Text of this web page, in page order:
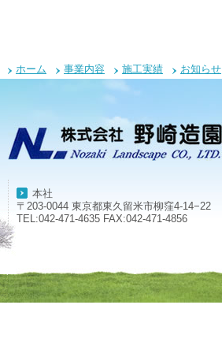
ホーム 事業内容 施工実績 お知らせ
本社
〒203-0044 東京都東久留米市柳窪4-14−22
TEL:042-471-4635 FAX:042-471-4856